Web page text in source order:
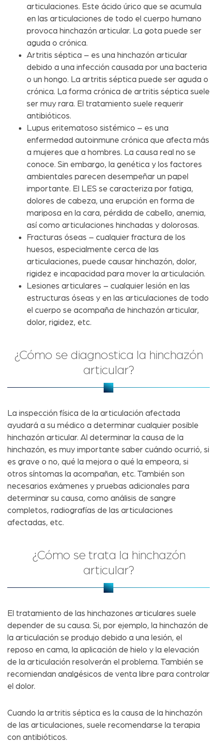
articulaciones. Este ácido úrico que se acumula
en las articulaciones de todo el cuerpo humano
provoca hinchazón articular. La gota puede ser
aguda o crónica.
Artritis séptica – es una hinchazón articular
debido a una infección causada por una bacteria
o un hongo. La artritis séptica puede ser aguda o
crónica. La forma crónica de artritis séptica suele
ser muy rara. El tratamiento suele requerir
antibióticos.
Lupus eritematoso sistémico – es una
enfermedad autoinmune crónica que afecta más
a mujeres que a hombres. La causa real no se
conoce. Sin embargo, la genética y los factores
ambientales parecen desempeñar un papel
importante. El LES se caracteriza por fatiga,
dolores de cabeza, una erupción en forma de
mariposa en la cara, pérdida de cabello, anemia,
así como articulaciones hinchadas y dolorosas.
Fracturas óseas – cualquier fractura de los
huesos, especialmente cerca de las
articulaciones, puede causar hinchazón, dolor,
rigidez e incapacidad para mover la articulación.
Lesiones articulares – cualquier lesión en las
estructuras óseas y en las articulaciones de todo
el cuerpo se acompaña de hinchazón articular,
dolor, rigidez, etc.
¿Cómo se diagnostica la hinchazón
articular?
La inspección física de la articulación afectada
ayudará a su médico a determinar cualquier posible
hinchazón articular. Al determinar la causa de la
hinchazón, es muy importante saber cuándo ocurrió, si
es grave o no, qué la mejora o qué la empeora, si
otros síntomas la acompañan, etc. También son
necesarios exámenes y pruebas adicionales para
determinar su causa, como análisis de sangre
completos, radiografías de las articulaciones
afectadas, etc.
¿Cómo se trata la hinchazón
articular?
El tratamiento de las hinchazones articulares suele
depender de su causa. Si, por ejemplo, la hinchazón de
la articulación se produjo debido a una lesión, el
reposo en cama, la aplicación de hielo y la elevación
de la articulación resolverán el problema. También se
recomiendan analgésicos de venta libre para controlar
el dolor.
Cuando la artritis séptica es la causa de la hinchazón
de las articulaciones, suele recomendarse la terapia
con antibióticos.